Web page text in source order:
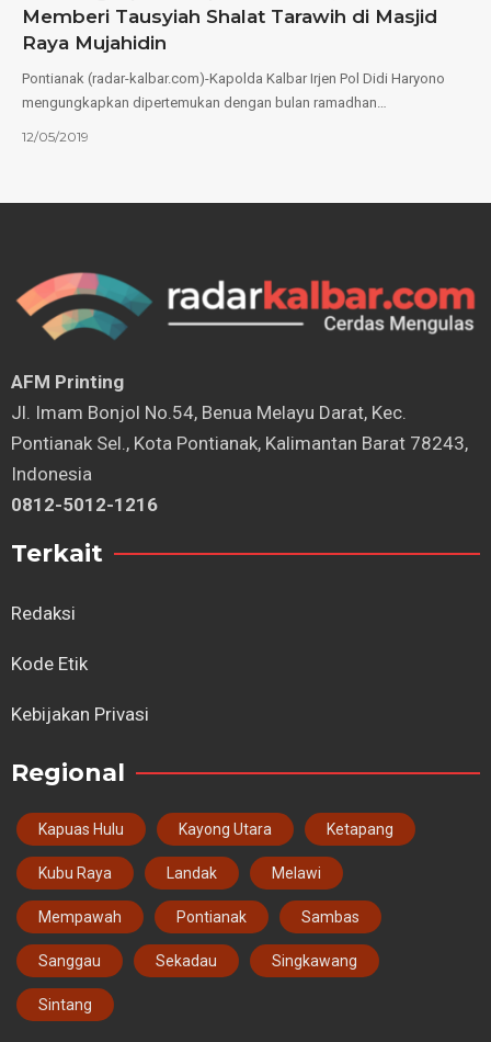
Memberi Tausyiah Shalat Tarawih di Masjid
Raya Mujahidin
Pontianak (radar-kalbar.com)-Kapolda Kalbar Irjen Pol Didi Haryono
mengungkapkan dipertemukan dengan bulan ramadhan…
12/05/2019
AFM Printing
⁠Jl. Imam Bonjol No.54, Benua Melayu Darat, Kec.
Pontianak Sel., Kota Pontianak, Kalimantan Barat 78243,
Indonesia
0812-5012-1216
Terkait
Redaksi
Kode Etik
Kebijakan Privasi
Regional
Kapuas Hulu Kayong Utara Ketapang
Kubu Raya Landak Melawi
Mempawah Pontianak Sambas
Sanggau Sekadau Singkawang
Sintang